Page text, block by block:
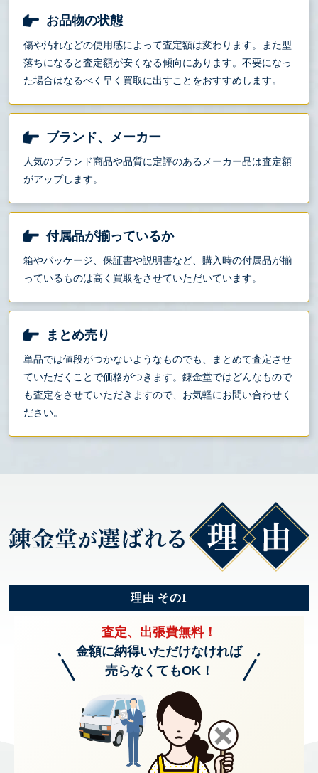
お品物の状態
傷や汚れなどの使用感によって査定額は変わります。また型
落ちになると査定額が安くなる傾向にあります。不要になっ
た場合はなるべく早く買取に出すことをおすすめします。
ブランド、メーカー
人気のブランド商品や品質に定評のあるメーカー品は査定額
がアップします。
付属品が揃っているか
箱やパッケージ、保証書や説明書など、購入時の付属品が揃
っているものは高く買取をさせていただいています。
まとめ売り
単品では値段がつかないようなものでも、まとめて査定させ
ていただくことで価格がつきます。錬金堂ではどんなもので
も査定をさせていただきますので、お気軽にお問い合わせく
ださい。
理由 その1
査定、出張費無料！
金額に納得いただけなければ
売らなくてもOK！